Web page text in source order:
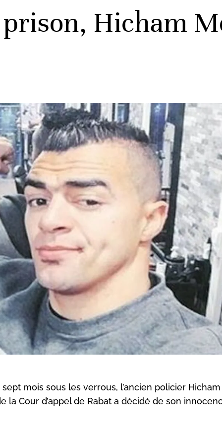
prison, Hicham
mois sous les verrous, l’ancien policier
Cour d’appel de Rabat a décidé de son